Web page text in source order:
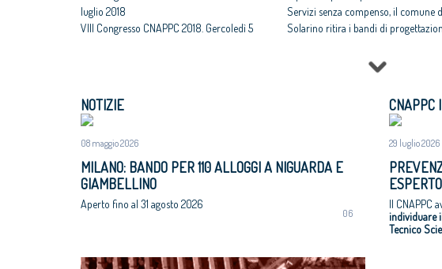
luglio 2018
VIII Congresso CNAPPC 2018. Gercoledì 5
luglio 2018
VIII Congresso CNAPPC 2018. Domenica 1
luglio 2018
Servizi senza compenso, il comune
Solarino ritira i bandi di
All'architettura rispettosa dello studio
caravatti_caravatti il Premio architetto
Assegnati premi Architetto italiano e
Equo compenso, il CNAPPC ricorre
Corte Europea dei Diritti dell’Uomo
Professioni: architetti, focus su
internazionalizzazione e innovazione
NOTIZIE
08 maggio 2026
MILANO: BANDO PER 110 ALLOGGI A NIGUARDA E
GIAMBELLINO
Aperto fino al 31 agosto 2026
06
CNAPPC
29 luglio 2026
Il CNAPPC
individuare
Tecnico